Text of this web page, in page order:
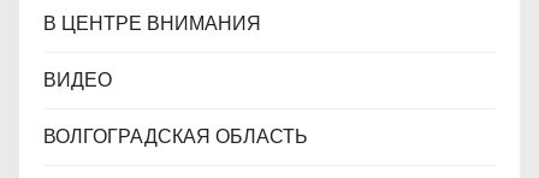
В ЦЕНТРЕ ВНИМАНИЯ
ВИДЕО
ВОЛГОГРАДСКАЯ ОБЛАСТЬ